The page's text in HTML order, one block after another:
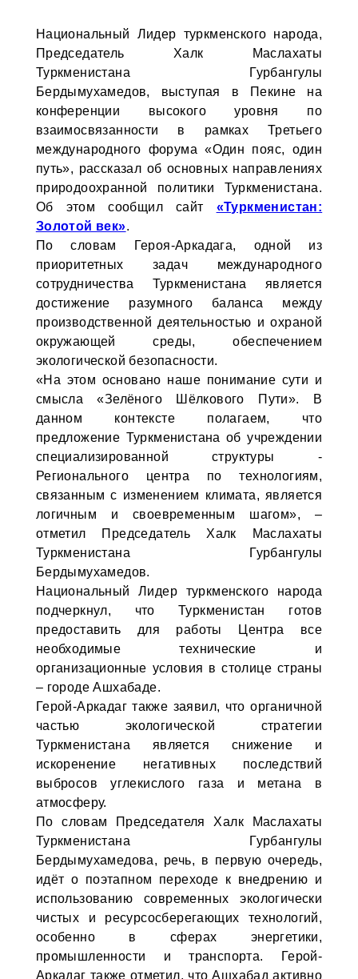
Национальный Лидер туркменского народа,
Председатель Халк Маслахаты
Туркменистана Гурбангулы
Бердымухамедов, выступая в Пекине на
конференции высокого уровня по
взаимосвязанности в рамках Третьего
международного форума «Один пояс, один
путь», рассказал об основных направлениях
природоохранной политики Туркменистана.
Об этом сообщил сайт «Туркменистан:
Золотой век».
По словам Героя-Аркадага, одной из
приоритетных задач международного
сотрудничества Туркменистана является
достижение разумного баланса между
производственной деятельностью и охраной
окружающей среды, обеспечением
экологической безопасности.
«На этом основано наше понимание сути и
смысла «Зелёного Шёлкового Пути». В
данном контексте полагаем, что
предложение Туркменистана об учреждении
специализированной структуры -
Регионального центра по технологиям,
связанным с изменением климата, является
логичным и своевременным шагом», –
отметил Председатель Халк Маслахаты
Туркменистана Гурбангулы
Бердымухамедов.
Национальный Лидер туркменского народа
подчеркнул, что Туркменистан готов
предоставить для работы Центра все
необходимые технические и
организационные условия в столице страны
– городе Ашхабаде.
Герой-Аркадаг также заявил, что органичной
частью экологической стратегии
Туркменистана является снижение и
искоренение негативных последствий
выбросов углекислого газа и метана в
атмосферу.
По словам Председателя Халк Маслахаты
Туркменистана Гурбангулы
Бердымухамедова, речь, в первую очередь,
идёт о поэтапном переходе к внедрению и
использованию современных экологически
чистых и ресурсосберегающих технологий,
особенно в сферах энергетики,
промышленности и транспорта. Герой-
Аркадаг также отметил, что Ашхабад активно